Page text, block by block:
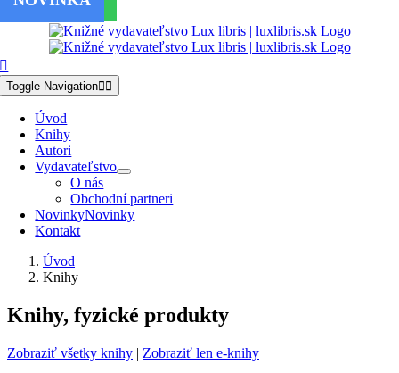
Toggle Navigation
Úvod
Knihy
Autori
Vydavateľstvo
O nás
Obchodní partneri
NovinkyNovinky
Kontakt
Úvod
Knihy
Knihy, fyzické produkty
Zobraziť všetky knihy | Zobraziť len e-knihy